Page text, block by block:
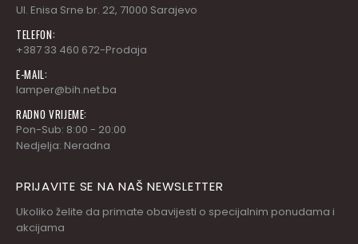
Ul. Enisa Srne br. 22, 71000 Sarajevo
TELEFON:
+387 33 460 672-Prodaja
E-MAIL:
lamper@bih.net.ba
RADNO VRIJEME:
Pon-Sub: 8:00 - 20:00
Nedjelja: Neradna
PRIJAVITE SE NA NAŠ NEWSLETTER
Ukoliko želite da primate obavijesti o specijalnim ponudama i
akcijama